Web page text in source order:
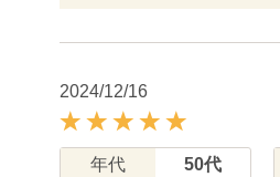
2024/12/16
年代 50代